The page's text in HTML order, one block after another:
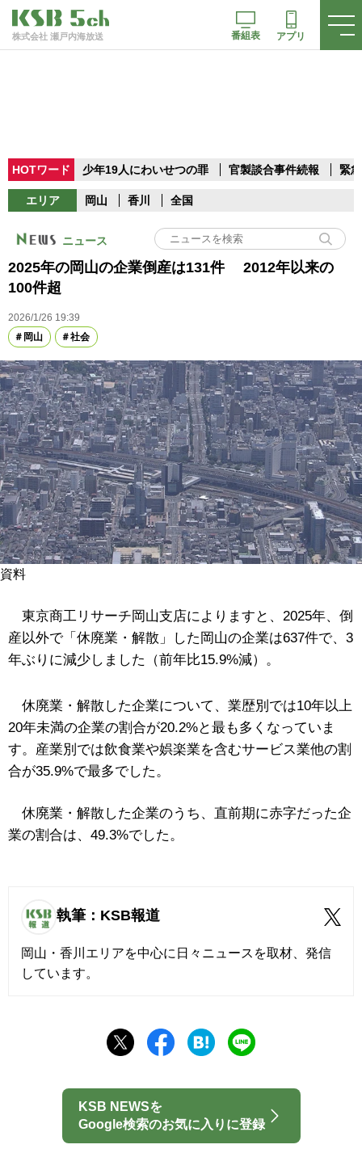
株式会社 瀬戸内海放送 番組表 アプリ
HOTワード 少年19人にわいせつの罪 官製談合事件続報 緊
エリア 岡山 香川 全国
ニュース
2025年の岡山の企業倒産は131件 2012年以来の
100件超
2026/1/26 19:39
岡山
社会
資料
東京商工リサーチ岡山支店によりますと、2025年、倒
産以外で「休廃業・解散」した岡山の企業は637件で、3
年ぶりに減少しました（前年比15.9%減）。
休廃業・解散した企業について、業歴別では10年以上
20年未満の企業の割合が20.2%と最も多くなっていま
す。産業別では飲食業や娯楽業を含むサービス業他の割
合が35.9%で最多でした。
休廃業・解散した企業のうち、直前期に赤字だった企
業の割合は、49.3%でした。
執筆：KSB報道
岡山・香川エリアを中心に日々ニュースを取材、発信
しています。
KSB NEWSを
Google検索のお気に入りに登録